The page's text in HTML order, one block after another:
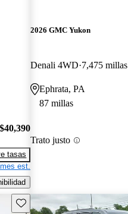
$40,390
tasas
est.
2026 GMC Yukon
Denali 4WD 7,475 millas
Ephrata, PA
87 millas
Trato justo
Guarda este Aviso